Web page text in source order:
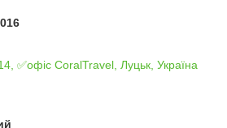
✅офіс CoralTravel, Луцьк, Україна